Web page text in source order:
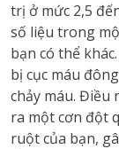
trị ở mức 2,5
số liệu trong
bạn có thể
bị cục máu
chảy máu. Điều
ra một cơn đột
ruột của bạn,